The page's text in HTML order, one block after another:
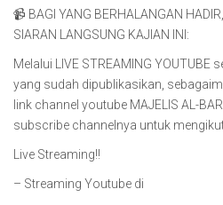
📹 BAGI YANG BERHALANGAN
SIARAN LANGSUNG KAJIAN INI:
Melalui LIVE STREAMING YOUTUBE
yang sudah dipublikasikan,
link channel youtube MAJELIS AL-
subscribe channelnya untuk
Live Streaming!!
– Streaming Youtube di